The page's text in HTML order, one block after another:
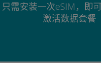
只需安装一次eSIM，即
激活数据套餐